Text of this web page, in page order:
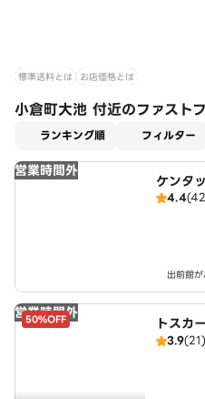
標準送料とは お店価格とは
小倉町大池 付近のファスト
ランキング順 フィルター
営業時間外
ケンタ
4.4
出前館
営業時間外
50%OFF
トスカ
宇治小
3.9(21)